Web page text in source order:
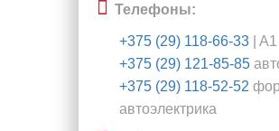
Телефоны:
+375 (29) 118-66-33
|
+375 (29) 121-85-85
+375 (29) 118-52-52
автоэлектрика